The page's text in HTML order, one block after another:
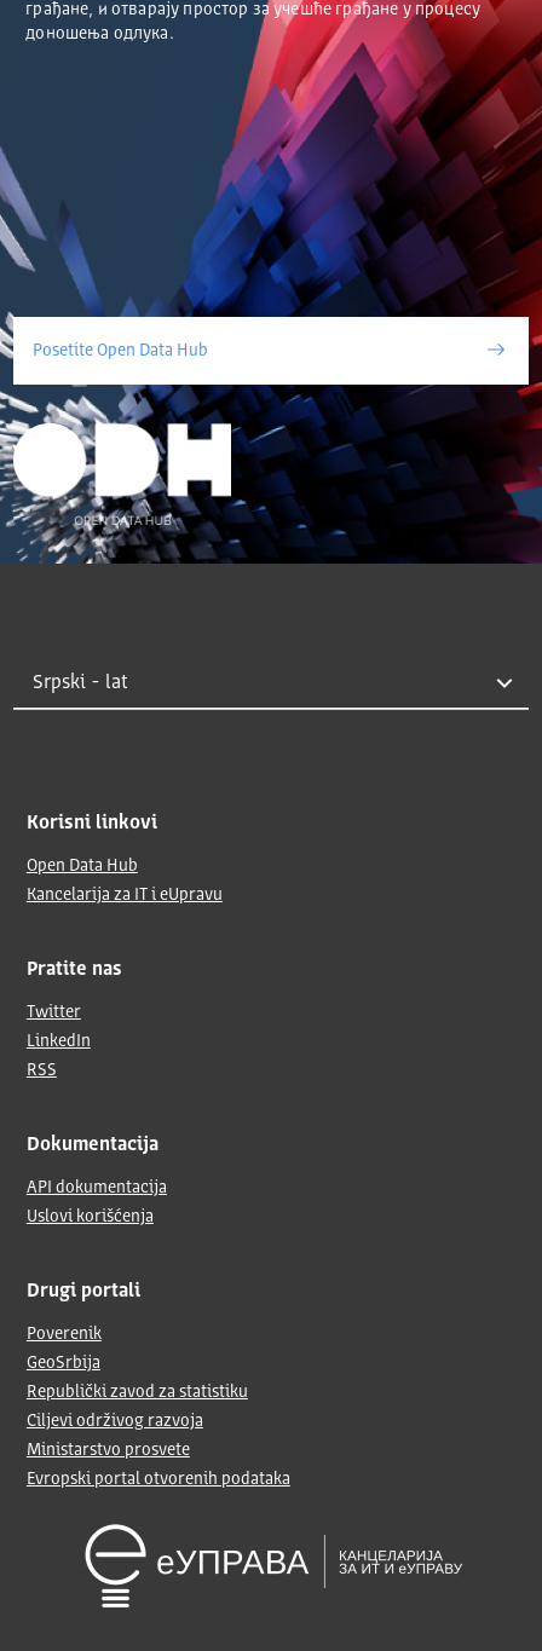
грађане, и отварају простор за учешће грађане у процесу
доношења одлука.
Posetite Open Data Hub
Korisni linkovi
Open Data Hub
Kancelarija za IT i eUpravu
Pratite nas
Twitter
LinkedIn
RSS
Dokumentacija
API dokumentacija
Uslovi korišćenja
Drugi portali
Poverenik
GeoSrbija
Republički zavod za statistiku
Ciljevi održivog razvoja
Ministarstvo prosvete
Evropski portal otvorenih podataka